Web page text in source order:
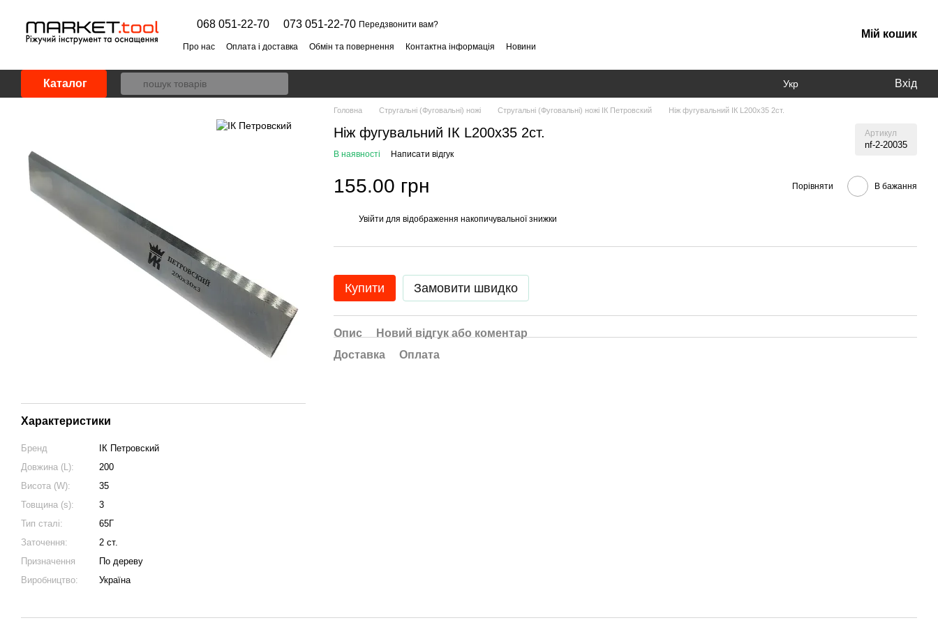
068 051-22-70 073 051-22-70 Передзвонити вам?
Про нас Оплата і доставка Обмін та повернення Контактна інформація Новини
Мій кошик
Каталог Укр Вхід
Характеристики
Бренд
ІК Петровский
Довжина (L):
200
Висота (W):
35
Товщина (s):
3
Тип сталі:
65Г
Заточення:
2 ст.
Призначення
По дереву
Виробництво:
Україна
Головна Стругальні (Фуговальні) ножі Стругальні (Фуговальні) ножі ІК Петровский Ніж фугувальний ІК L200x35 2ст.
Ніж фугувальний ІК L200x35 2ст. Артикул
nf-2-20035
В наявності Написати відгук
155.00 грн Порівняти В бажання
Увійти для відображення накопичувальної знижки
Купити Замовити швидко
Опис
Новий відгук або коментар
Доставка
Оплата